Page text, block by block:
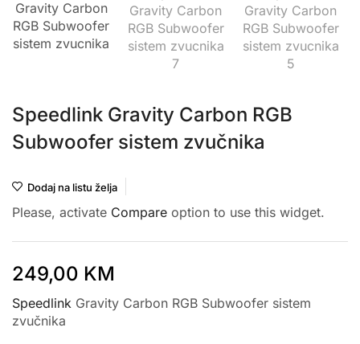
Speedlink Gravity Carbon RGB
Subwoofer sistem zvučnika
Dodaj na listu želja
Please, activate Compare option to use this widget.
249,00 KM
Speedlink Gravity Carbon RGB Subwoofer sistem
zvučnika